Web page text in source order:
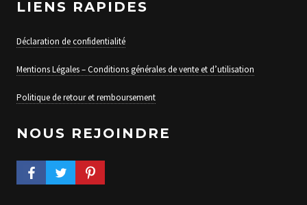
LIENS RAPIDES
Déclaration de confidentialité
Mentions Légales – Conditions générales de vente et d’utilisation
Politique de retour et remboursement
NOUS REJOINDRE
FACEBOOK PROFILE
TWITTER PROFILEPINTEREST PROFILE